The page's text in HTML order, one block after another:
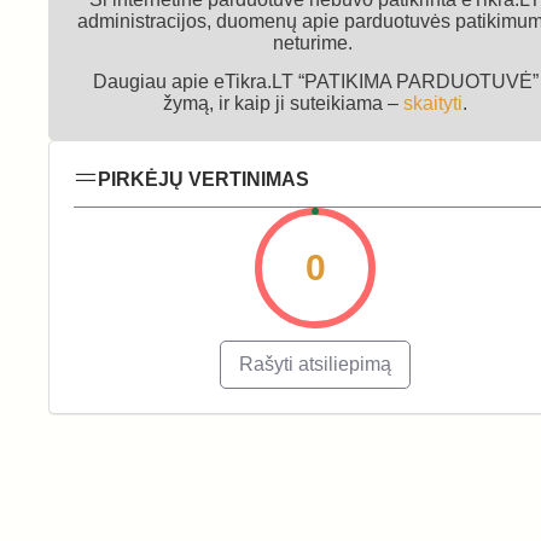
administracijos, duomenų apie parduotuvės
neturime.
Daugiau apie eTikra.LT “PATIKIMA PARDUOTUVĖ”
žymą, ir kaip ji suteikiama – skaityti.
PIRKĖJŲ VERTINIMAS
0
Rašyti atsiliepimą